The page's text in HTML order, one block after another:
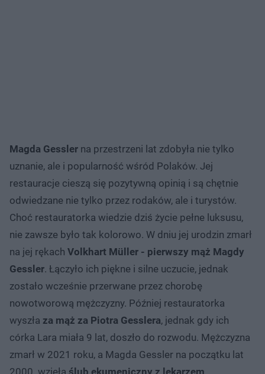
Magda Gessler na przestrzeni lat zdobyła nie tylko
uznanie, ale i popularność wśród Polaków. Jej
restauracje cieszą się pozytywną opinią i są chętnie
odwiedzane nie tylko przez rodaków, ale i turystów.
Choć restauratorka wiedzie dziś życie pełne luksusu,
nie zawsze było tak kolorowo. W dniu jej urodzin zmarł
na jej rękach Volkhart Müller - pierwszy mąż Magdy
Gessler. Łączyło ich piękne i silne uczucie, jednak
zostało wcześnie przerwane przez chorobę
nowotworową mężczyzny. Później restauratorka
wyszła za mąż za Piotra Gesslera, jednak gdy ich
córka Lara miała 9 lat, doszło do rozwodu. Mężczyzna
zmarł w 2021 roku, a Magda Gessler na początku lat
2000. wzięła ślub ekumeniczny z lekarzem